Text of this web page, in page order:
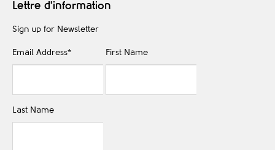
Lettre d'information
Sign up for Newsletter
Email Address* First Name
Last Name